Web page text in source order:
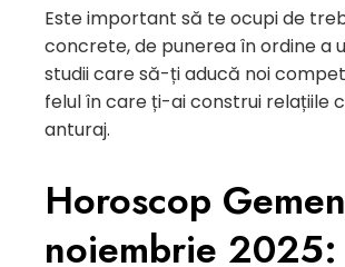
Este important să te ocupi de
concrete, de punerea în ordine a
studii care să-ți aducă noi
felul în care ți-ai construi relațiile
anturaj.
Horoscop
noiembrie 2025: